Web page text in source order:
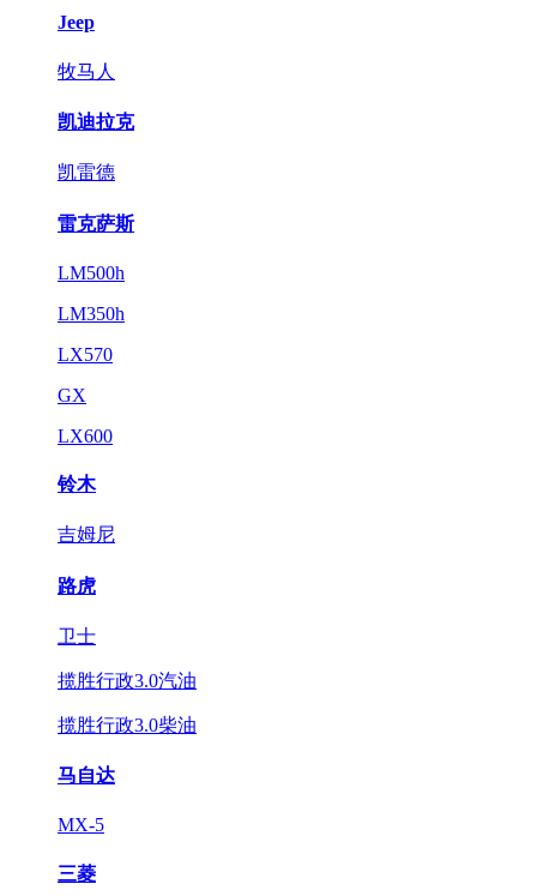
Jeep
牧马人
凯迪拉克
凯雷德
雷克萨斯
LM500h
LM350h
LX570
GX
LX600
铃木
吉姆尼
路虎
卫士
揽胜行政3.0汽油
揽胜行政3.0柴油
马自达
MX-5
三菱